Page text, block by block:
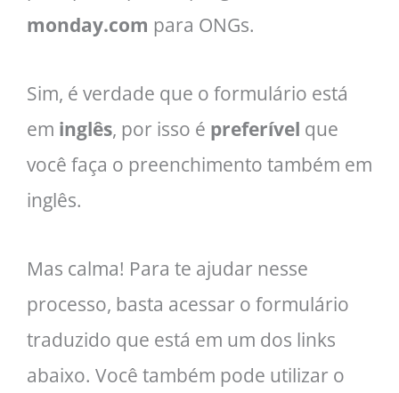
monday.com para ONGs.
Sim, é verdade que o formulário está
em inglês, por isso é preferível que
você faça o preenchimento também em
inglês.
Mas calma! Para te ajudar nesse
processo, basta acessar o formulário
traduzido que está em um dos links
abaixo. Você também pode utilizar o